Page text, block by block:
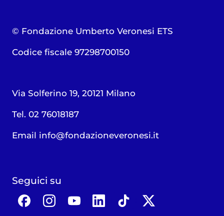
© Fondazione Umberto Veronesi ETS
Codice fiscale 97298700150
Via Solferino 19, 20121 Milano
Tel. 02 76018187
Email info@fondazioneveronesi.it
Seguici su